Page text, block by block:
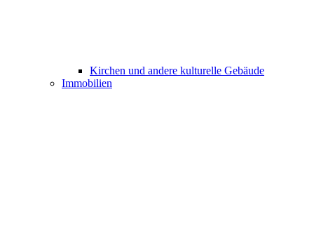
Kirchen und andere kulturelle Gebäude
Immobilien